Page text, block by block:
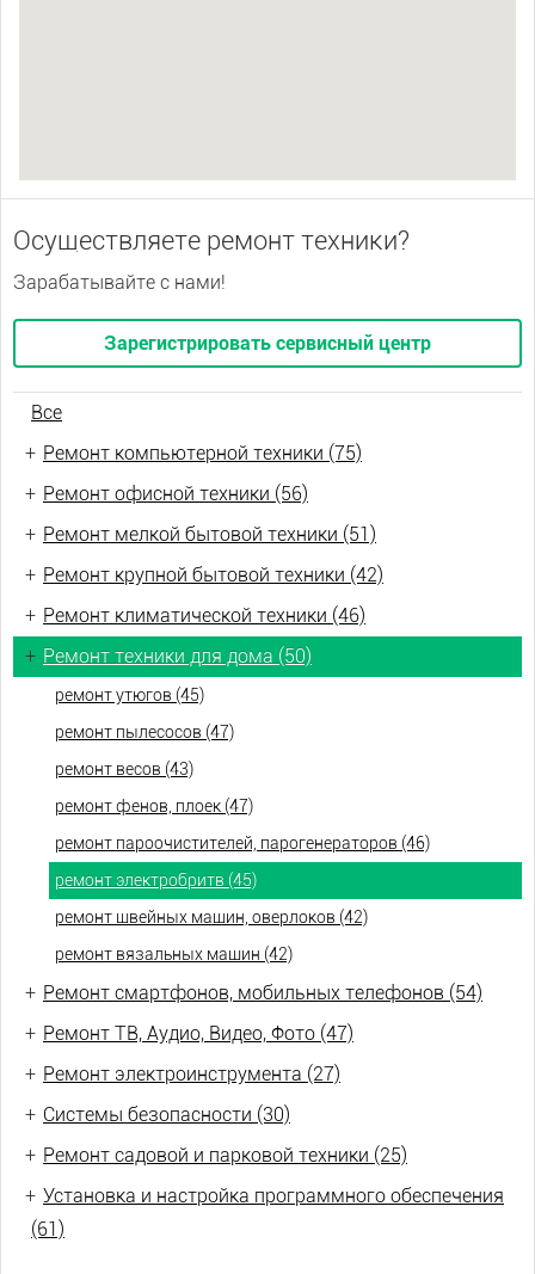
Осуществляете ремонт техники?
Зарабатывайте с нами!
Зарегистрировать сервисный центр
Все
+ Ремонт компьютерной техники (75)
+ Ремонт офисной техники (56)
+ Ремонт мелкой бытовой техники (51)
+ Ремонт крупной бытовой техники (42)
+ Ремонт климатической техники (46)
+ Ремонт техники для дома (50)
ремонт утюгов (45)
ремонт пылесосов (47)
ремонт весов (43)
ремонт фенов, плоек (47)
ремонт пароочистителей, парогенераторов (46)
ремонт электробритв (45)
ремонт швейных машин, оверлоков (42)
ремонт вязальных машин (42)
+ Ремонт смартфонов, мобильных телефонов (54)
+ Ремонт ТВ, Аудио, Видео, Фото (47)
+ Ремонт электроинструмента (27)
+ Системы безопасности (30)
+ Ремонт садовой и парковой техники (25)
+ Установка и настройка программного обеспечения
(61)